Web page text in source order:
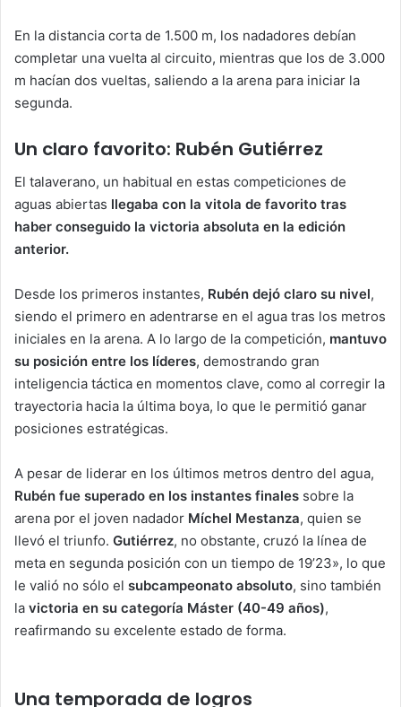
En la distancia corta de 1.500 m, los nadadores debían
completar una vuelta al circuito, mientras que los de 3.000
m hacían dos vueltas, saliendo a la arena para iniciar la
segunda.
Un claro favorito: Rubén Gutiérrez
El talaverano, un habitual en estas competiciones de
aguas abiertas llegaba con la vitola de favorito tras
haber conseguido la victoria absoluta en la edición
anterior.
Desde los primeros instantes, Rubén dejó claro su nivel,
siendo el primero en adentrarse en el agua tras los metros
iniciales en la arena. A lo largo de la competición, mantuvo
su posición entre los líderes, demostrando gran
inteligencia táctica en momentos clave, como al corregir la
trayectoria hacia la última boya, lo que le permitió ganar
posiciones estratégicas.
A pesar de liderar en los últimos metros dentro del agua,
Rubén fue superado en los instantes finales sobre la
arena por el joven nadador Míchel Mestanza, quien se
llevó el triunfo. Gutiérrez, no obstante, cruzó la línea de
meta en segunda posición con un tiempo de 19’23», lo que
le valió no sólo el subcampeonato absoluto, sino también
la victoria en su categoría Máster (40-49 años),
reafirmando su excelente estado de forma.
Una temporada de logros